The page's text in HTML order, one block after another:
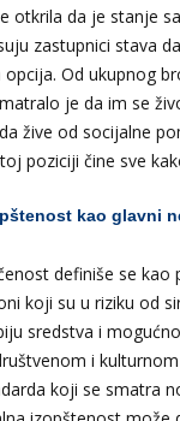
otkrila da je stanje
zastupnici stava
Od ukupnog
je da im se
žive od socijalne
poziciji čine sve
kao glavni
definiše se kao
koji su u riziku od
sredstva i
i
koji se smatra